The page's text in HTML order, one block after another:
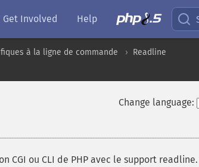
Get Involved Help
à la ligne de commande
Readline
Change language:
CGI ou CLI de PHP avec le support